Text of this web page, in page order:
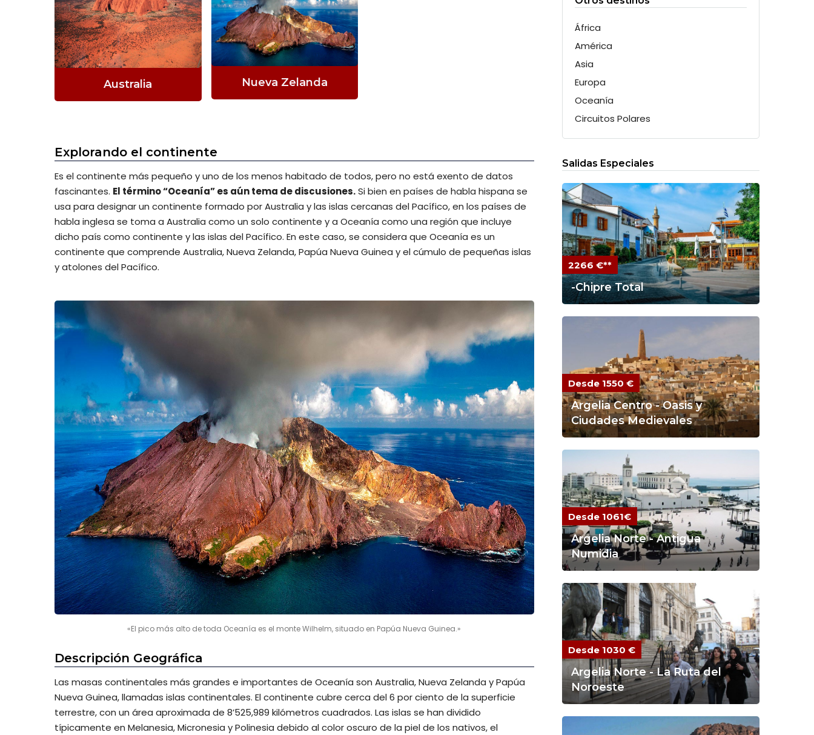
Australia Nueva Zelanda
Explorando el continente
Es el continente más pequeño y uno de los menos habitado de todos, pero no está exento de datos
fascinantes. El término “Oceanía” es aún tema de discusiones.Si bien en países de habla hispana se
usa para designar un continente formado por Australia y las islas cercanas del Pacífico, en los países de
habla inglesa se toma a Australia como un solo continente y a Oceanía como una región que incluye
dicho país como continente y las islas del Pacífico. En este caso, se considera que Oceanía es un
continente que comprende Australia, Nueva Zelanda, Papúa Nueva Guinea y el cúmulo de pequeñas islas
y atolones del Pacífico.
«El pico más alto de toda Oceanía es el monte Wilhelm, situado en Papúa Nueva Guinea.»
Descripción Geográfica
Las masas continentales más grandes e importantes de Oceanía son Australia, Nueva Zelanda y Papúa
Nueva Guinea, llamadas islas continentales. El continente cubre cerca del 6 por ciento de la superficie
terrestre, con un área aproximada de 8’525,989 kilómetros cuadrados. Las islas se han dividido
típicamente en Melanesia, Micronesia y Polinesia debido al color oscuro de la piel de los nativos, el
África
América
Asia
Europa
Oceanía
Circuitos Polares
Salidas Especiales
2266 €**
-Chipre Total
Desde 1550 €
Argelia Centro - Oasis y
Ciudades Medievales
Desde 1061€
Argelia Norte - Antigua
Numidia
Desde 1030 €
Argelia Norte - La Ruta del
Noroeste